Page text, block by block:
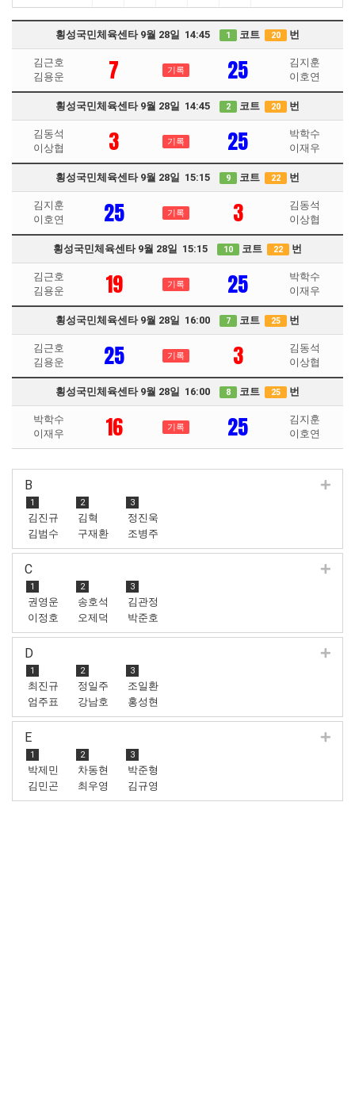
횡성국민체육센타 9월 28일 14:45 1 코트 20 번
김근호
김용운
7 기록 25
김지훈
이호연
횡성국민체육센타 9월 28일 14:45 2 코트 20 번
김동석
이상협
3 기록 25
박학수
이재우
횡성국민체육센타 9월 28일 15:15 9 코트 22 번
김지훈
이호연
25 기록 3
김동석
이상협
횡성국민체육센타 9월 28일 15:15 10 코트 22 번
김근호
김용운
19 기록 25
박학수
이재우
횡성국민체육센타 9월 28일 16:00 7 코트 25 번
김근호
김용운
25 기록 3
김동석
이상협
횡성국민체육센타 9월 28일 16:00 8 코트 25 번
박학수
이재우
16 기록 25
김지훈
이호연
B
1
김진규
김범수
2
김혁
구재환
3
정진욱
조병주
C
1
권영운
이정호
2
송호석
오제덕
3
김관정
박준호
D
1
최진규
엄주표
2
정일주
강남호
3
조일환
홍성현
E
1
박제민
김민곤
2
차동현
최우영
3
박준형
김규영